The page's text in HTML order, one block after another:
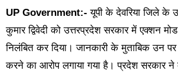
UP Government:- यूपी के देवरिया जिले के
कुमार द्विवेदी को उत्तरप्रदेश सरकार में एक्शन
निलंबित कर दिया। जानकारी के मुताबिक उन
करने का आरोप लगाया गया है। प्रदेश सरकार ने